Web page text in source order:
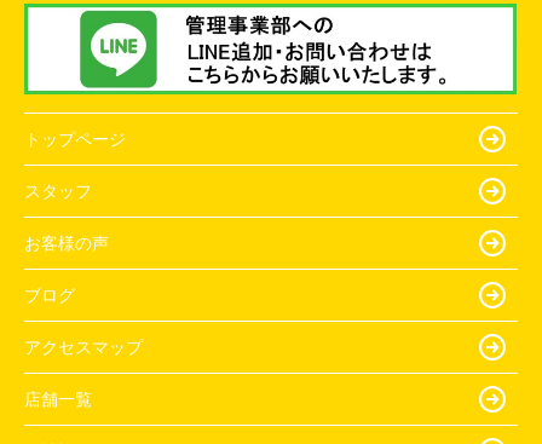
トップページ
スタッフ
お客様の声
ブログ
アクセスマップ
店舗一覧